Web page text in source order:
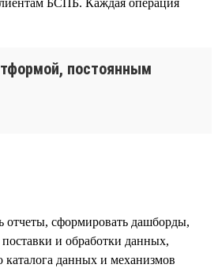
постоянным
отчеты, сформировать дашборды,
и обработки данных,
каталога данных и механизмов